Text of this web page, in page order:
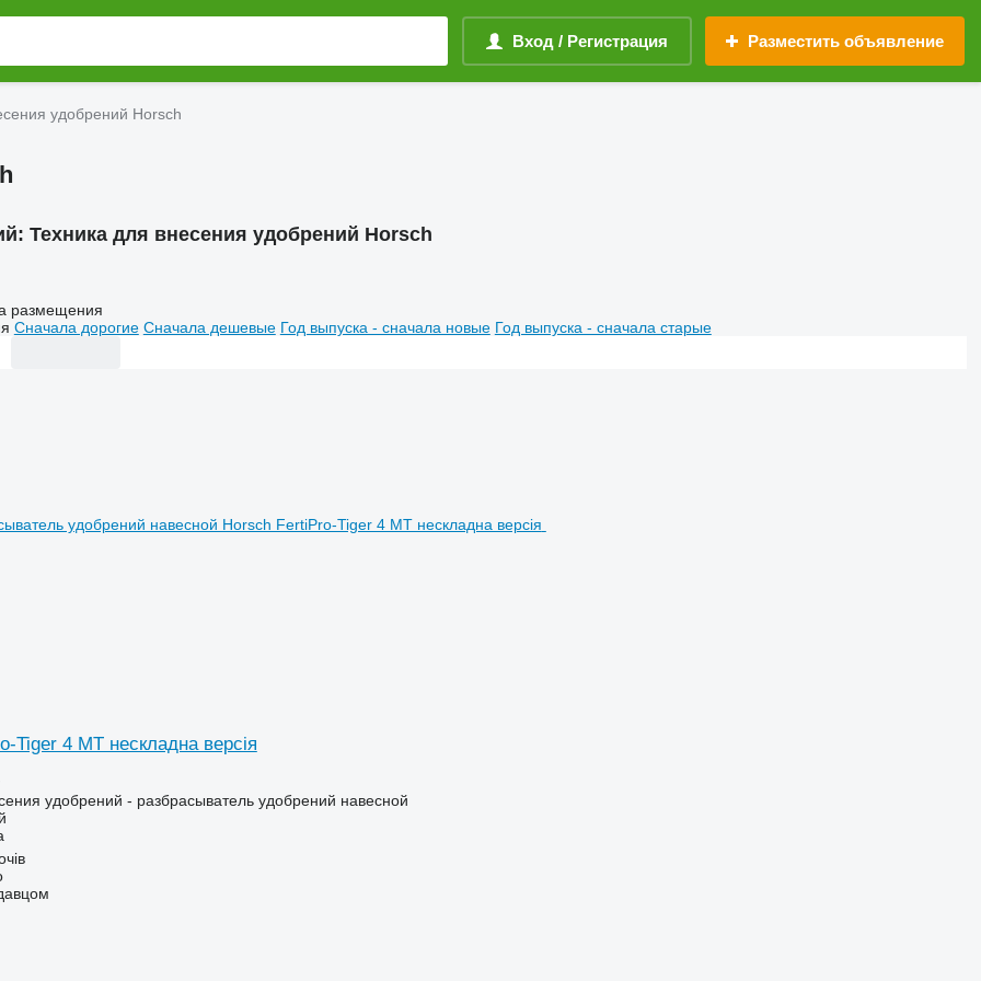
Вход / Регистрация Разместить объявление
удобрений Horsch
Техника для внесения удобрений Horsch
размещения
Сначала дорогие Сначала дешевые Год выпуска - сначала новые Год выпуска - сначала старые
Tiger 4 MT нескладна версія
удобрений - разбрасыватель удобрений навесной